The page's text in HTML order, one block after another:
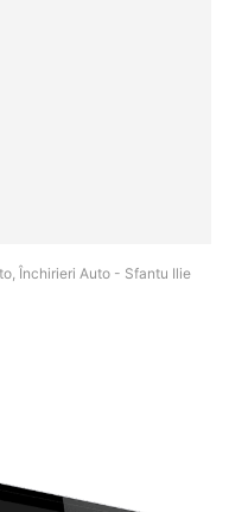
Închirieri Auto - Sfantu Ilie